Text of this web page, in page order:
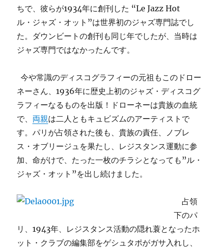
ちで、彼らが1934年に創刊した “Le Jazz Hot
ル・ジャズ・オット”は世界初のジャズ専門誌でし
た。ダウンビートの創刊も同じ年でしたが、当時は
ジャズ専門ではなかったんです。
今や常識のディスコグラフィーの元祖もこのドロー
ネーさん、1936年に歴史上初のジャズ・ディスコグ
ラフィーなるものを出版！ドローネーは貴族の血統
で、 両親は二人ともキュビズムのアーティストで
す。パリが占領された後も、貴族の責任、ノブレ
ス・オブリージュを果たし、レジスタンス運動に参
加、命がけで、たった一枚のチラシとなっても”ル・
ジャズ・オット”を出し続けました。
占領
下のパ
リ、1943年、レジスタンス活動の隠れ蓑となったホ
ット・クラブの編集部をゲシュタポがガサ入れし、